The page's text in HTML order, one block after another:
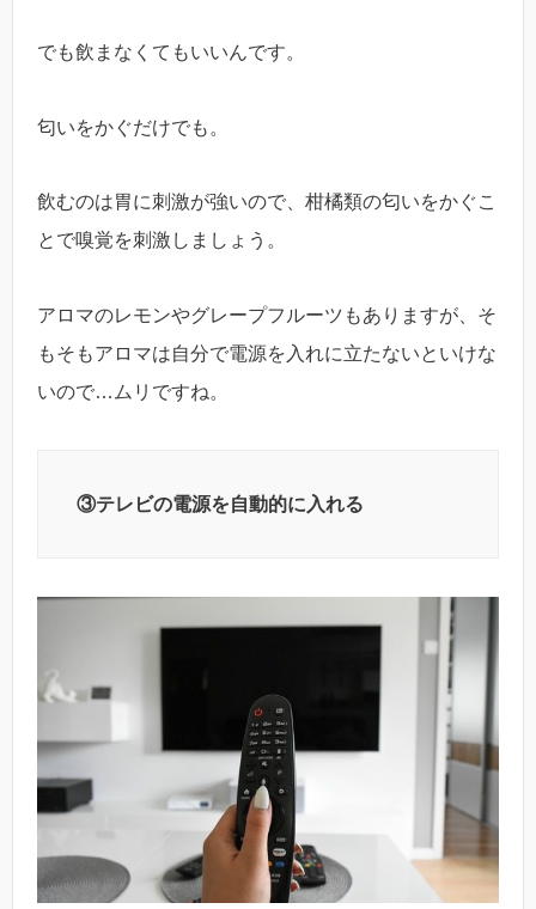
でも飲まなくてもいいんです。
匂いをかぐだけでも。
飲むのは胃に刺激が強いので、柑橘類の匂いをかぐこ
とで嗅覚を刺激しましょう。
アロマのレモンやグレープフルーツもありますが、そ
もそもアロマは自分で電源を入れに立たないといけな
いので…ムリですね。
③テレビの電源を自動的に入れる